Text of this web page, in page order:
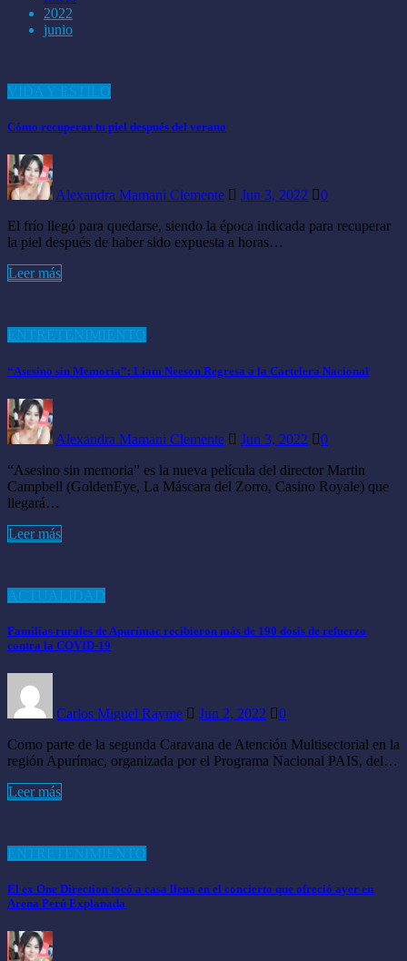
VIDEOJUEGOS
ENTRETENIMIENTO
VIDA Y ESTILO
CONTACTO
2022
junio
Cómo recuperar tu piel después del verano
Alexandra Mamani Clemente Jun 3, 2022
0
El frío llegó para quedarse, siendo la época indicada para recuperar
la piel después de haber sido expuesta a horas…
Leer más
“Asesino sin Memoria”: Liam Neeson Regresa a la Cartelera Nacional
Alexandra Mamani Clemente Jun 3, 2022
0
“Asesino sin memoria” es la nueva película del director Martin
Campbell (GoldenEye, La Máscara del Zorro, Casino Royale) que
llegará…
Leer más
Familias rurales de Apurímac recibieron más de 190 dosis de refuerzo
contra la COVID-19
Carlos Miguel Rayme Jun 2, 2022
0
Como parte de la segunda Caravana de Atención Multisectorial en la
región Apurímac, organizada por el Programa Nacional PAIS, del…
Leer más
El ex One Direction tocó a casa llena en el concierto que ofreció ayer en
Arena Perú Explanada